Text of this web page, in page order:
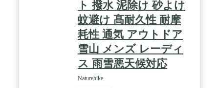
ト 撥水 泥除け 砂よけ
蚊避け 髙耐久性 耐摩
耗性 通気 アウトドア
雪山 メンズ レーディ
ス 雨雪悪天候対応
Naturehike